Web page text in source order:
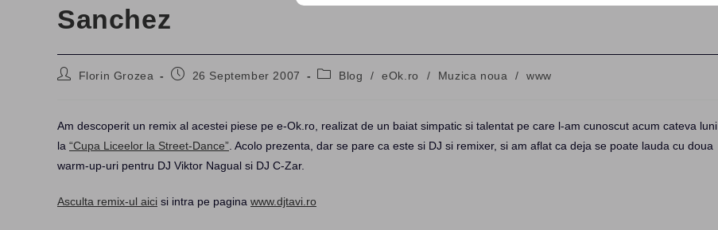
Sanchez
PostFlorin Grozea
Post26 September 2007
PostBlog / eOk.ro / Muzica noua / www
Am descoperit un remix al acestei piese pe e-Ok.ro, realizat de un baiat simpatic si talentat pe care l-am cunoscut acum cateva luni
la “Cupa Liceelor la Street-Dance” . Acolo prezenta, dar se pare ca este si DJ si remixer, si am aflat ca deja se poate lauda cu doua
warm-up-uri pentru DJ Viktor Nagual si DJ C-Zar.
Asculta remix-ul aici si intra pe pagina www.djtavi.ro